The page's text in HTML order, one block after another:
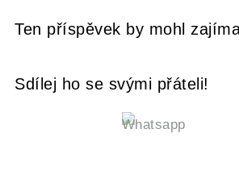
Ten příspěvek by mohl
Sdílej ho se svými přáteli!